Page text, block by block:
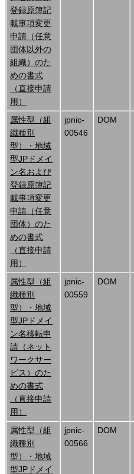
登録原簿記
載事項変更
申請（任意
団体以外の
組織）のた
めの書式
（直接申請
用）
属性型（組
織種別
型）・地域
型JPドメイ
ン名および
登録原簿記
載事項変更
申請（任意
団体）のた
めの書式
（直接申請
用）
jpnic-
00546
DOM
属性型（組
織種別
型）・地域
型JPドメイ
ン名移転申
請（ネット
ワークサー
ビス）のた
めの書式
（直接申請
用）
jpnic-
00559
DOM
属性型（組
織種別
型）・地域
型JPドメイ
jpnic-
00566
DOM